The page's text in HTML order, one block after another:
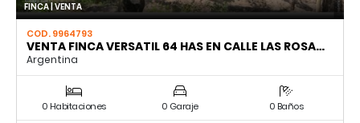
FINCA | VENTA
COD. 9964793
VENTA FINCA VERSATIL 64 HAS EN CALLE LAS ROSA…
Argentina
0 Habitaciones 0 Garaje 0 Baños